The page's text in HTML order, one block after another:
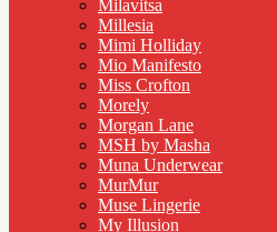
Milavitsa
Millesia
Mimi Holliday
Mio Manifesto
Miss Crofton
Morely
Morgan Lane
MSH by Masha
Muna Underwear
MurMur
Muse Lingerie
My Illusion